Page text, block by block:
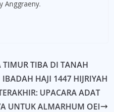
Anggraeny.
TIMUR TIBA DI TANAH
HAJI 1447 HIJRIYAH
UPACARA ADAT
UNTUK ALMARHUM OEI